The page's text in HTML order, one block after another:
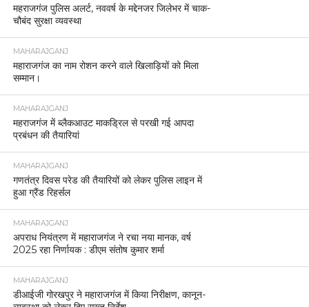
महराजगंज पुलिस अलर्ट, नववर्ष के मद्देनजर जिलेभर में चाक-
चौबंद सुरक्षा व्यवस्था
MAHARAJGANJ
महाराजगंज का नाम रोशन करने वाले खिलाड़ियों को मिला
सम्मान।
MAHARAJGANJ
महराजगंज में ब्लैकआउट माकड्रिल से परखी गई आपदा
प्रबंधन की तैयारियां
MAHARAJGANJ
गणतंत्र दिवस परेड की तैयारियों को लेकर पुलिस लाइन में
हुआ ग्रैंड रिहर्सल
MAHARAJGANJ
अपराध नियंत्रण में महाराजगंज ने रचा नया मानक, वर्ष
2025 रहा निर्णायक : डीएम संतोष कुमार शर्मा
MAHARAJGANJ
डीआईजी गोरखपुर ने महाराजगंज में किया निरीक्षण, कानून-